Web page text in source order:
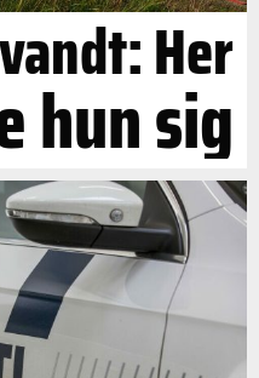
Her
hun sig